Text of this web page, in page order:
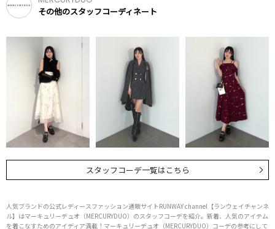
その他のスタッフコーディネート
スタッフコーデ一覧はこちら
人気ブランドの公式レディースファッション通販サイトRUNWAY channel【ランウェイチャンネ
ル】はマーキュリーデュオ（MERCURYDUO）のスタッフコーデを紹介。新着、人気のアイテム
を着こなすためのアイディア満載！マーキュリーデュオ（MERCURYDUO）コーデの参考にして